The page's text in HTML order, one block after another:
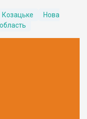
Козацьке
Нова